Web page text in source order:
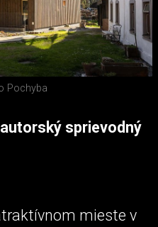
Pochyba
sprievodný
mieste v